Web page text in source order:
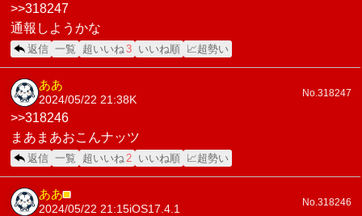
>>318247
通報しようかな
返信 一覧 超いいね3 いいね順 📈超勢い
ああ
2024/05/22 21:38 K
No.318247
>>318246
まあまあおこんナッツ
返信 一覧 超いいね2 いいね順 📈超勢い
ああ■
2024/05/22 21:15iOS17.4.1
No.318246